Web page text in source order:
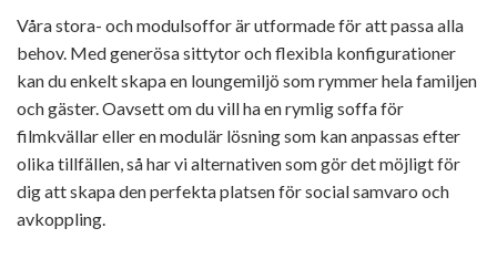
Våra stora- och modulsoffor är utformade för att passa alla
behov. Med generösa sittytor och flexibla konfigurationer
kan du enkelt skapa en loungemiljö som rymmer hela familjen
och gäster. Oavsett om du vill ha en rymlig soffa för
filmkvällar eller en modulär lösning som kan anpassas efter
olika tillfällen, så har vi alternativen som gör det möjligt för
dig att skapa den perfekta platsen för social samvaro och
avkoppling.